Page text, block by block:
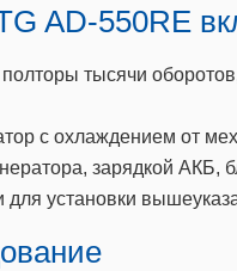
AD-550RE
тысячи оборотов,
с охлаждением от
зарядкой АКБ,
установки